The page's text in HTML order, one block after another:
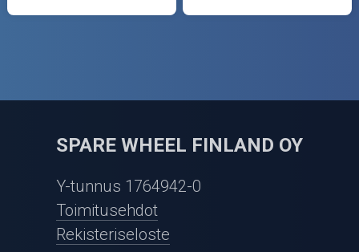
SPARE WHEEL FINLAND OY
Y-tunnus 1764942-0
Toimitusehdot
Rekisteriseloste